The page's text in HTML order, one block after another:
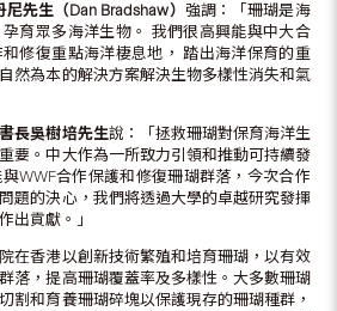
先生（Dan Bradshaw） 強調：「珊瑚是海
育眾多海洋生物。 我們很高興能與中大合
修復重點海洋棲息地， 踏出海洋保育的重
然為本的解決方案解決生物多樣性消失和氣
長吳樹培先生說：「拯救珊瑚對保育海洋生
要。中大作為一所致力引領和推動可持續發
WWF合作保護和修復珊瑚群落，今次合作
題的決心，我們將透過大學的卓越研究發揮
出貢獻。」
在香港以創新技術繁殖和培育珊瑚，以有效
落，提高珊瑚覆蓋率及多樣性。大多數珊瑚
割和育養珊瑚碎塊以保護現存的珊瑚種群，